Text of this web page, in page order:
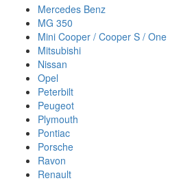
Mercedes Benz
MG 350
Mini Cooper / Cooper S / One
Mitsubishi
Nissan
Opel
Peterbilt
Peugeot
Plymouth
Pontiac
Porsche
Ravon
Renault